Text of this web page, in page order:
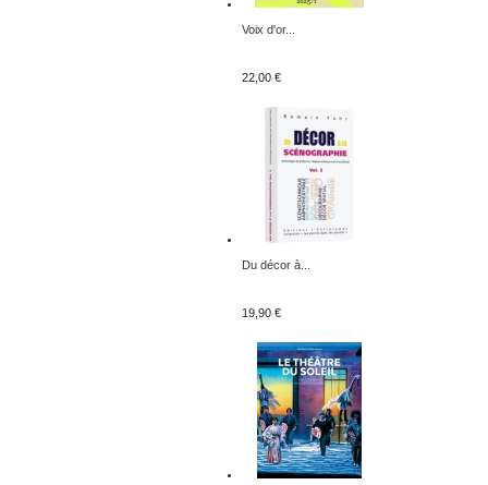
Voix d'or...
22,00 €
Du décor à...
19,90 €